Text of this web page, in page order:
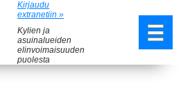
Kirjaudu
extranetiin »
Kylien ja
asuinalueiden
elinvoimaisuuden
puolesta